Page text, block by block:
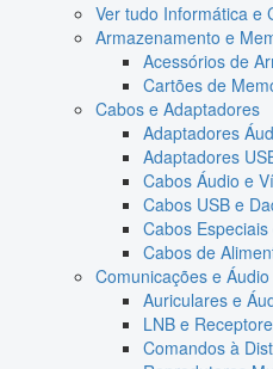
Ver tudo Informática e
Armazenamento e
Acessórios de
Cartões de
Cabos e Adaptadores
Adaptadores
Adaptadores
Cabos Áudio e
Cabos USB e
Cabos Especiais
Cabos de
Comunicações e Áudio
Auriculares e
LNB e
Comandos à